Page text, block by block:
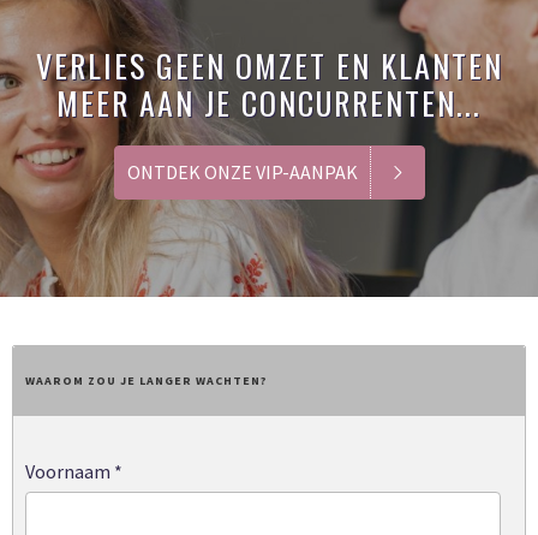
VERLIES GEEN OMZET EN KLANTEN
MEER AAN JE CONCURRENTEN...
ONTDEK ONZE VIP-AANPAK
WAAROM ZOU JE LANGER WACHTEN?
Voornaam *